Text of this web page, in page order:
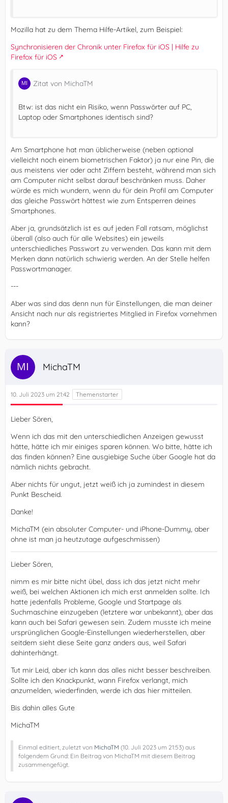
Mozilla hat zu dem Thema Hilfe-Artikel, zum Beispiel:
Synchronisieren der Chronik unter Firefox für iOS | Hilfe zu
Firefox für iOS
Zitat von MichaTM
Btw: ist das nicht ein Risiko, wenn Passwörter auf PC,
Laptop oder Smartphones identisch sind?
Am Smartphone hat man üblicherweise (neben optional
vielleicht noch einem biometrischen Faktor) ja nur eine Pin, die
aus meistens vier oder acht Ziffern besteht, während man sich
am Computer nicht selbst darauf beschränken muss. Daher
würde es mich wundern, wenn du für dein Profil am Computer
das gleiche Passwört hättest wie zum Entsperren deines
Smartphones.
Aber ja, grundsätzlich ist es auf jeden Fall ratsam, möglichst
überall (also auch für alle Websites) ein jeweils
unterschiedliches Passwort zu verwenden. Das kann mit dem
Merken dann natürlich schwierig werden. An der Stelle helfen
Passwortmanager.
---
Aber was sind das denn nun für Einstellungen, die man deiner
Ansicht nach nur als registriertes Mitglied in Firefox vornehmen
kann?
MichaTM
10. Juli 2023 um 21:42
Lieber Sören,
Wenn ich das mit den unterschiedlichen Anzeigen gewusst
hätte, hätte ich mir einiges sparen können. Wo bitte, hätte ich
das finden können? Eine ausgiebige Suche über Google hat da
nämlich nichts gebracht.
Aber nichts für ungut, jetzt weiß ich ja zumindest in diesem
Punkt Bescheid.
Danke!
MichaTM (ein absoluter Computer- und iPhone-Dummy, aber
ohne ist man ja heutzutage aufgeschmissen)
Lieber Sören,
nimm es mir bitte nicht übel, dass ich das jetzt nicht mehr
weiß, bei welchen Aktionen ich mich erst anmelden sollte. Ich
hatte jedenfalls Probleme, Google und Startpage als
Suchmaschine einzugeben (letztere war unbekannt), aber das
kann auch bei Safari gewesen sein. Zudem musste ich meine
ursprünglichen Google-Einstellungen wiederherstellen, aber
seitdem sieht diese Seite ganz anders aus, weil Safari
dahinterhängt.
Tut mir Leid, aber ich kann das alles nicht besser beschreiben.
Sollte ich den Knackpunkt, wann Firefox verlangt, mich
anzumelden, wiederfinden, werde ich das hier mitteilen.
Bis dahin alles Gute
MichaTM
Einmal editiert, zuletzt von MichaTM (10. Juli 2023 um 21:53) aus
folgendem Grund: Ein Beitrag von MichaTM mit diesem Beitrag
zusammengefügt.